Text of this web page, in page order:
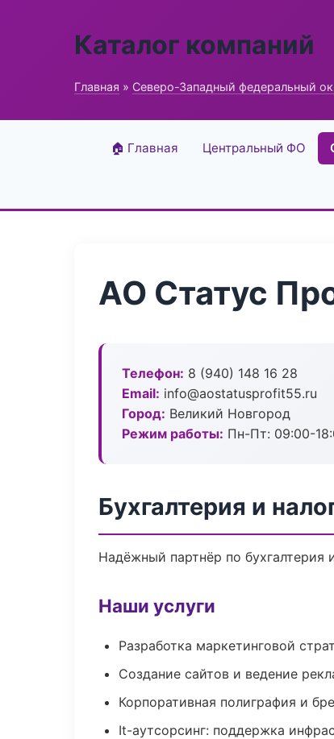
Каталог компаний
Главная » Северо-Западный федеральный
🏠 Главная Центральный ФО
АО Статус
Телефон: 8 (940) 148 16 28
Email: info@aostatusprofit55.ru
Город: Великий Новгород
Режим работы: Пн-Пт: 09:00-
Бухгалтерия и
Надёжный партнёр по
Наши услуги
Разработка маркетинговой
Создание сайтов и ведение
Корпоративная полиграфия и
It-аутсорсинг: поддержка